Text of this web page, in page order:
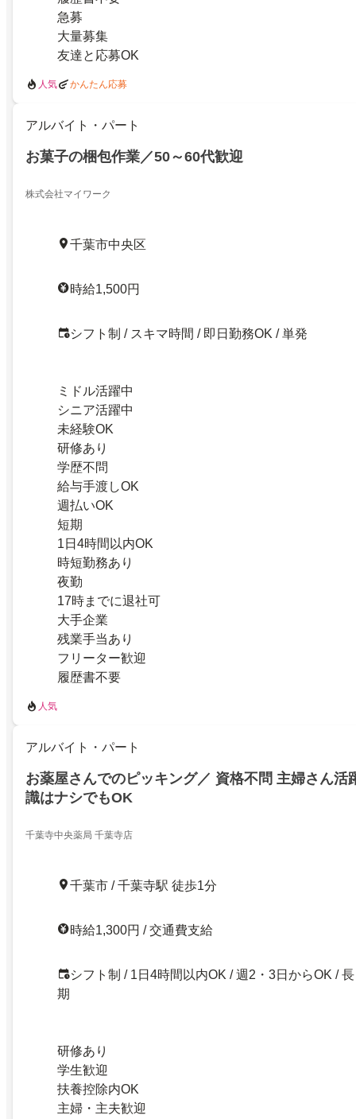
急募
大量募集
友達と応募OK
人気 かんたん応募
アルバイト・パート
お菓子の梱包作業／50～60代歓迎
株式会社マイワーク
千葉市中央区
時給1,500円
シフト制 / スキマ時間 / 即日勤務OK / 単発
ミドル活躍中
シニア活躍中
未経験OK
研修あり
学歴不問
給与手渡しOK
週払いOK
短期
1日4時間以内OK
時短勤務あり
夜勤
17時までに退社可
大手企業
残業手当あり
フリーター歓迎
履歴書不要
人気
アルバイト・パート
お薬屋さんでのピッキング／ 資格不問 主婦さん活
識はナシでもOK
千葉寺中央薬局 千葉寺店
千葉市 / 千葉寺駅 徒歩1分
時給1,300円 / 交通費支給
シフト制 / 1日4時間以内OK / 週2・3日からOK / 長
期
研修あり
学生歓迎
扶養控除内OK
主婦・主夫歓迎